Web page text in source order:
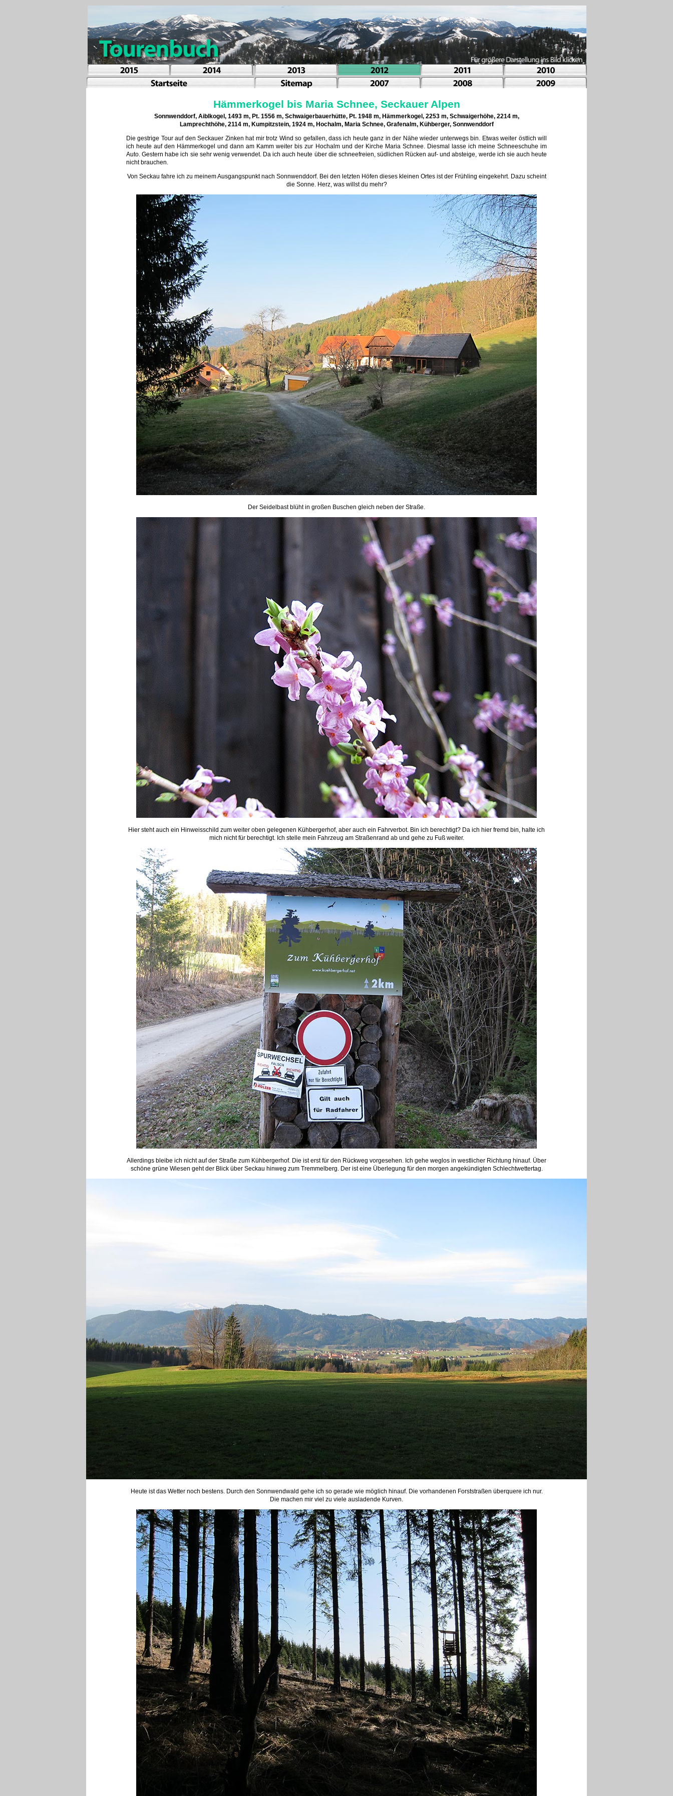
Hämmerkogel bis Maria Schnee, Seckauer Alpen
Sonnwenddorf, Aiblkogel, 1493 m, Pt. 1556 m, Schwaigerbauerhütte, Pt. 1948 m, Hämmerkogel, 2253 m, Schwaigerhöhe, 2214 m,
Lamprechthöhe, 2114 m, Kumpitzstein, 1924 m, Hochalm, Maria Schnee, Grafenalm, Kühberger, Sonnwenddorf
Die gestrige Tour auf den Seckauer Zinken hat mir trotz Wind so gefallen, dass ich heute ganz in der Nähe wieder unterwegs bin. Etwas weiter östlich will
ich heute auf den Hämmerkogel und dann am Kamm weiter bis zur Hochalm und der Kirche Maria Schnee. Diesmal lasse ich meine Schneeschuhe im
Auto. Gestern habe ich sie sehr wenig verwendet. Da ich auch heute über die schneefreien, südlichen Rücken auf- und absteige, werde ich sie auch heute
nicht brauchen.
Von Seckau fahre ich zu meinem Ausgangspunkt nach Sonnwenddorf. Bei den letzten Höfen dieses kleinen Ortes ist der Frühling eingekehrt. Dazu scheint
die Sonne. Herz, was willst du mehr?
Der Seidelbast blüht in großen Buschen gleich neben der Straße.
Hier steht auch ein Hinweisschild zum weiter oben gelegenen Kühbergerhof, aber auch ein Fahrverbot. Bin ich berechtigt? Da ich hier fremd bin, halte ich
mich nicht für berechtigt. Ich stelle mein Fahrzeug am Straßenrand ab und gehe zu Fuß weiter.
Allerdings bleibe ich nicht auf der Straße zum Kühbergerhof. Die ist erst für den Rückweg vorgesehen. Ich gehe weglos in westlicher Richtung hinauf. Über
schöne grüne Wiesen geht der Blick über Seckau hinweg zum Tremmelberg. Der ist eine Überlegung für den morgen angekündigten Schlechtwettertag.
Heute ist das Wetter noch bestens. Durch den Sonnwendwald gehe ich so gerade wie möglich hinauf. Die vorhandenen Forststraßen überquere ich nur.
Die machen mir viel zu viele ausladende Kurven.